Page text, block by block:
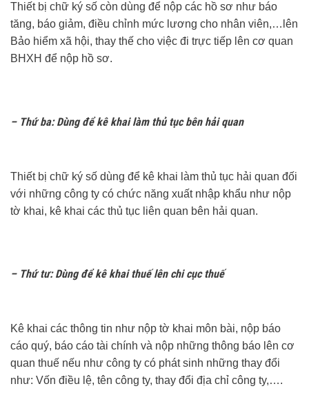
Thiết bị chữ ký số còn dùng để nộp các hồ sơ như báo
tăng, báo giảm, điều chỉnh mức lương cho nhân viên,…lên
Bảo hiểm xã hội, thay thế cho việc đi trực tiếp lên cơ quan
BHXH để nộp hồ sơ.
– Thứ ba: Dùng để kê khai làm thủ tục bên hải quan
Thiết bị chữ ký số dùng để kê khai làm thủ tục hải quan đối
với những công ty có chức năng xuất nhập khẩu như nộp
tờ khai, kê khai các thủ tục liên quan bên hải quan.
– Thứ tư: Dùng để kê khai thuế lên chi cục thuế
Kê khai các thông tin như nộp tờ khai môn bài, nộp báo
cáo quý, báo cáo tài chính và nộp những thông báo lên cơ
quan thuế nếu như công ty có phát sinh những thay đổi
như: Vốn điều lệ, tên công ty, thay đổi địa chỉ công ty,….